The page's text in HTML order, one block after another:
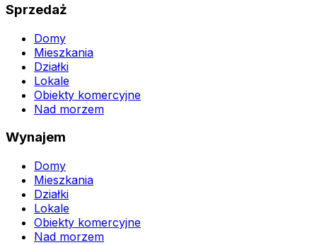
Sprzedaż
Domy
Mieszkania
Działki
Lokale
Obiekty komercyjne
Nad morzem
Wynajem
Domy
Mieszkania
Działki
Lokale
Obiekty komercyjne
Nad morzem